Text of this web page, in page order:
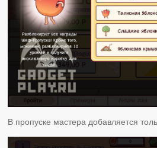
В пропуске мастера добавляется